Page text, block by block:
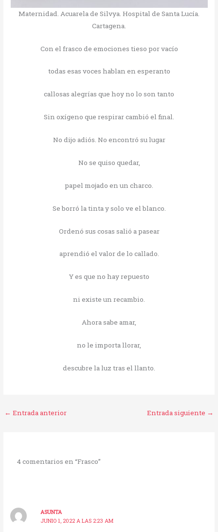
Maternidad. Acuarela de Silvya. Hospital de Santa Lucía.
Cartagena.
Con el frasco de emociones tieso por vacío
todas esas voces hablan en esperanto
callosas alegrías que hoy no lo son tanto
Sin oxígeno que respirar cambió el final.
No dijo adiós. No encontró su lugar
No se quiso quedar,
papel mojado en un charco.
Se borró la tinta y solo ve el blanco.
Ordenó sus cosas salió a pasear
aprendió el valor de lo callado.
Y es que no hay repuesto
ni existe un recambio.
Ahora sabe amar,
no le importa llorar,
descubre la luz tras el llanto.
← Entrada anterior Entrada siguiente →
4 comentarios en “Frasco”
ASUNTA
JUNIO 1, 2022 A LAS 2:23 AM